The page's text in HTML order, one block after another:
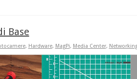
Base
, Hardware, MagPi, Media Center,